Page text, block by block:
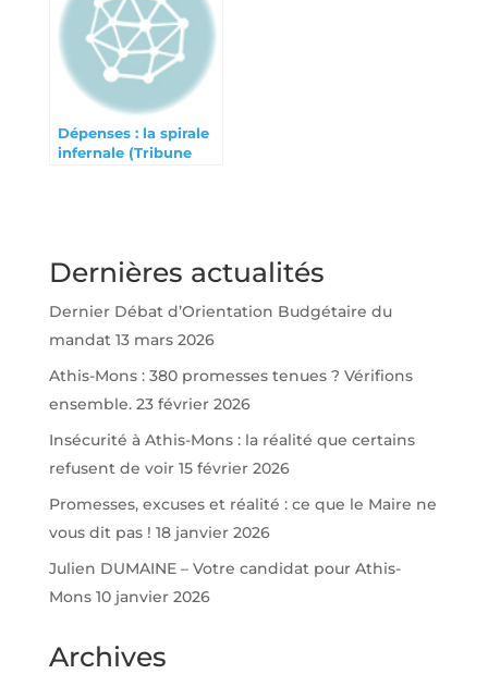
Dépenses : la spirale
infernale (Tribune
Dernières actualités
Dernier Débat d’Orientation Budgétaire du
mandat 13 mars 2026
Athis-Mons : 380 promesses tenues ? Vérifions
ensemble. 23 février 2026
Insécurité à Athis-Mons : la réalité que certains
refusent de voir 15 février 2026
Promesses, excuses et réalité : ce que le Maire ne
vous dit pas ! 18 janvier 2026
Julien DUMAINE – Votre candidat pour Athis-
Mons 10 janvier 2026
Archives